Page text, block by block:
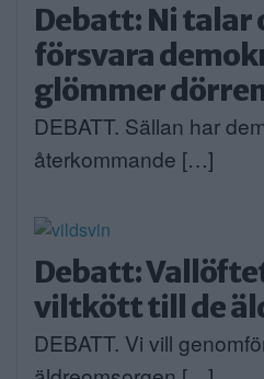
Debatt: Ni talar
försvara
glömmer
DEBATT. Sällan har
återkommande […]
Debatt:
viltkött till de
DEBATT. Vi vill